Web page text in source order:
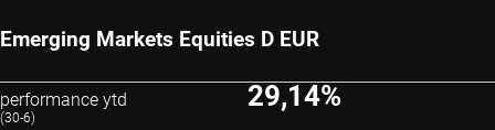
Emerging Markets Equities D EUR
performance ytd
(30-6)
29,14%